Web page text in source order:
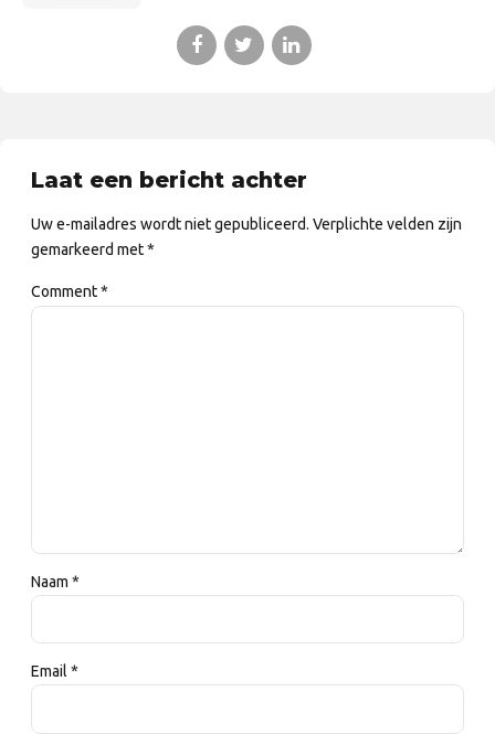
Laat een bericht achter
Uw e-mailadres wordt niet gepubliceerd. Verplichte velden zijn
gemarkeerd met *
Comment*
Naam *
Email *